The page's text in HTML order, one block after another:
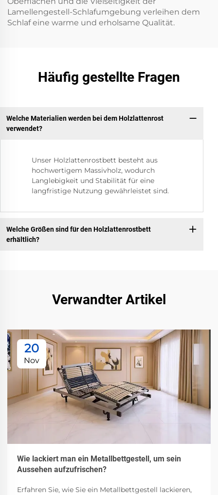
Lamellengestell-Schlafumgebung verleihen dem
Schlaf eine warme und erholsame Qualität.
Häufig gestellte Fragen
Welche Materialien werden bei dem Holzlattenrost
verwendet?
Unser Holzlattenrostbett besteht aus
hochwertigem Massivholz, wodurch
Langlebigkeit und Stabilität für eine
langfristige Nutzung gewährleistet sind.
Welche Größen sind für den Holzlattenrostbett
erhältlich?
Verwandter Artikel
20
Nov
Wie lackiert man ein Metallbettgestell, um sein
Aussehen aufzufrischen?
Erfahren Sie, wie Sie ein Metallbettgestell lackieren,